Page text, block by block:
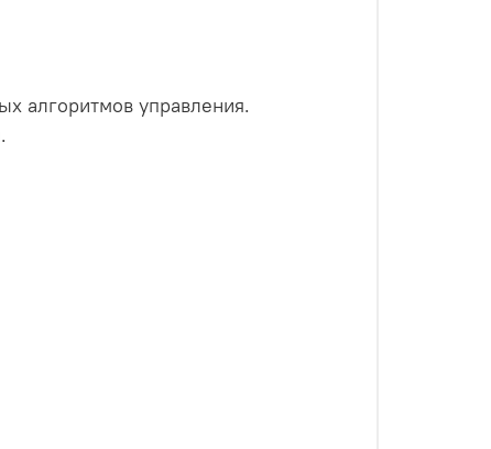
алгоритмов управления.